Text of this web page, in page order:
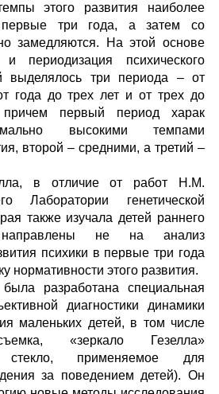
этого развития наиболее
три года, а затем со
замедляются. На этой основе
периодизация психического
выделялось три периода – от
года до трех лет и от трех до
причем первый период харак
высокими темпами
второй – средними, а третий –
в отличие от работ Н.М.
Лаборатории генетической
также изучала детей раннего
не на анализ
психики в первые три года
нормативности этого развития.
разработана специальная
диагностики динамики
маленьких детей, в том числе
«зеркало Гезелла»
стекло, применяемое для
за поведением детей). Он